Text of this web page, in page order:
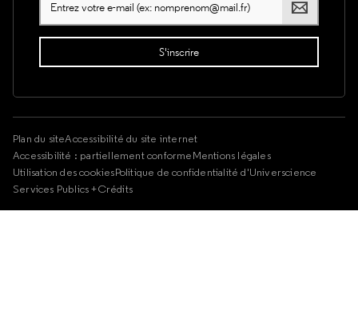
Plan du siteAccessibilité du site internet
Accessibilité : partiellement conformeMentions légales
Utilisation des cookiesPolitique de confidentialité d'Universcience
Services Publics +Crédits